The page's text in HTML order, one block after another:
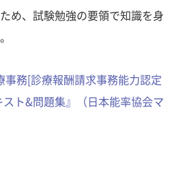
め、試験勉強の要領で知識を身
事務[診療報酬請求事務能力認定
ト&問題集』（日本能率協会マ